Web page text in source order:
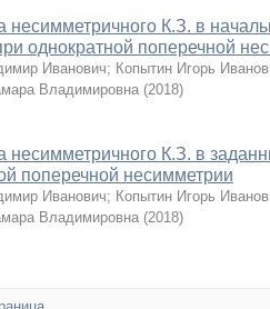
несимметричного К.З. в
однократной поперечной
Иванович; Копытин Игорь
Владимировна (2018)
несимметричного К.З. в
поперечной несимметрии
Иванович; Копытин Игорь
Владимировна (2018)